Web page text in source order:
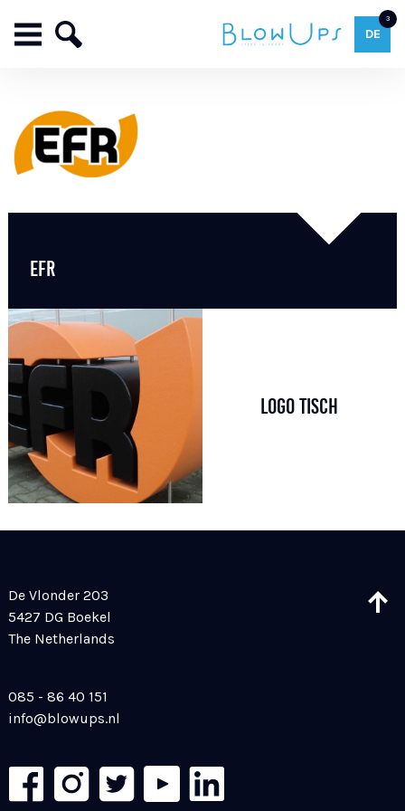
3
DE
EFR
LOGO TISCH
De Vlonder 203
5427 DG Boekel
The Netherlands
085 - 86 40 151
info@blowups.nl